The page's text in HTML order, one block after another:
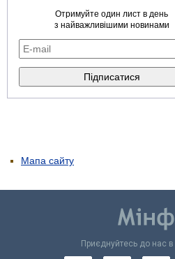
Отримуйте один лист в день
з найважливішими новинами
Мапа сайту
Приєднуйтесь до нас